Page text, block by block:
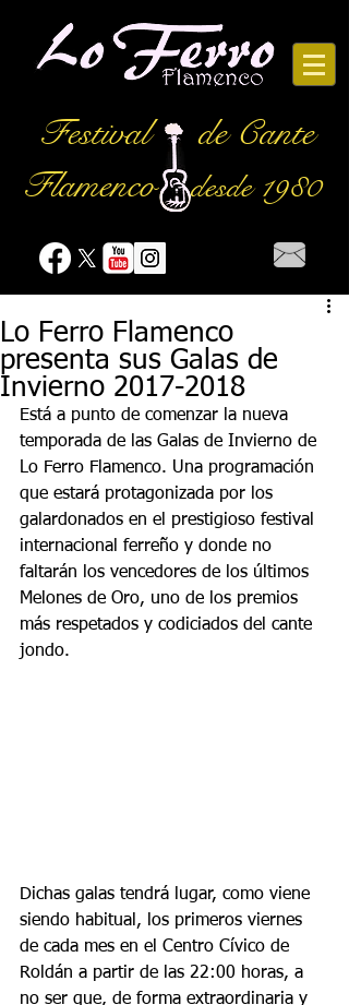
Festival
de Cante
Flamencodesde 1980
Lo Ferro Flamenco
presenta sus Galas de
Invierno 2017-2018
Está a punto de comenzar la nueva
temporada de las Galas de Invierno de
Lo Ferro Flamenco. Una programación
que estará protagonizada por los
galardonados en el prestigioso festival
internacional ferreño y donde no
faltarán los vencedores de los últimos
Melones de Oro, uno de los premios
más respetados y codiciados del cante
jondo.
Dichas galas tendrá lugar, como viene
siendo habitual, los primeros viernes
de cada mes en el Centro Cívico de
Roldán a partir de las 22:00 horas, a
no ser que, de forma extraordinaria y